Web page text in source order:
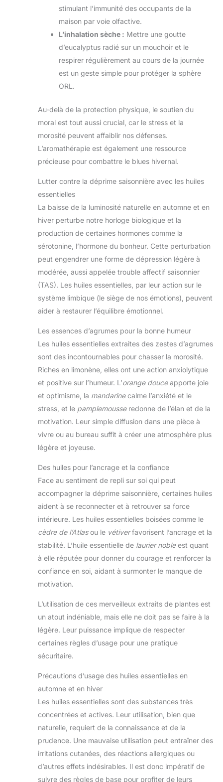
stimulant l’immunité des occupants de la
maison par voie olfactive.
L’inhalation sèche : Mettre une goutte
d’eucalyptus radié sur un mouchoir et le
respirer régulièrement au cours de la journée
est un geste simple pour protéger la sphère
ORL.
Au-delà de la protection physique, le soutien du
moral est tout aussi crucial, car le stress et la
morosité peuvent affaiblir nos défenses.
L’aromathérapie est également une ressource
précieuse pour combattre le blues hivernal.
Lutter contre la déprime saisonnière avec les huiles
essentielles
La baisse de la luminosité naturelle en automne et en
hiver perturbe notre horloge biologique et la
production de certaines hormones comme la
sérotonine, l’hormone du bonheur. Cette perturbation
peut engendrer une forme de dépression légère à
modérée, aussi appelée trouble affectif saisonnier
(TAS). Les huiles essentielles, par leur action sur le
système limbique (le siège de nos émotions), peuvent
aider à restaurer l’équilibre émotionnel.
Les essences d’agrumes pour la bonne humeur
Les huiles essentielles extraites des zestes d’agrumes
sont des incontournables pour chasser la morosité.
Riches en limonène, elles ont une action anxiolytique
et positive sur l’humeur. L’orange douceapporte joie
et optimisme, la mandarinecalme l’anxiété et le
stress, et le pamplemousseredonne de l’élan et de la
motivation. Leur simple diffusion dans une pièce à
vivre ou au bureau suffit à créer une atmosphère plus
légère et joyeuse.
Des huiles pour l’ancrage et la confiance
Face au sentiment de repli sur soi qui peut
accompagner la déprime saisonnière, certaines huiles
aident à se reconnecter et à retrouver sa force
intérieure. Les huiles essentielles boisées comme le
cèdre de l’Atlasou le vétiverfavorisent l’ancrage et la
stabilité. L’huile essentielle de laurier nobleest quant
à elle réputée pour donner du courage et renforcer la
confiance en soi, aidant à surmonter le manque de
motivation.
L’utilisation de ces merveilleux extraits de plantes est
un atout indéniable, mais elle ne doit pas se faire à la
légère. Leur puissance implique de respecter
certaines règles d’usage pour une pratique
sécuritaire.
Précautions d’usage des huiles essentielles en
automne et en hiver
Les huiles essentielles sont des substances très
concentrées et actives. Leur utilisation, bien que
naturelle, requiert de la connaissance et de la
prudence. Une mauvaise utilisation peut entraîner des
irritations cutanées, des réactions allergiques ou
d’autres effets indésirables. Il est donc impératif de
suivre des règles de base pour profiter de leurs